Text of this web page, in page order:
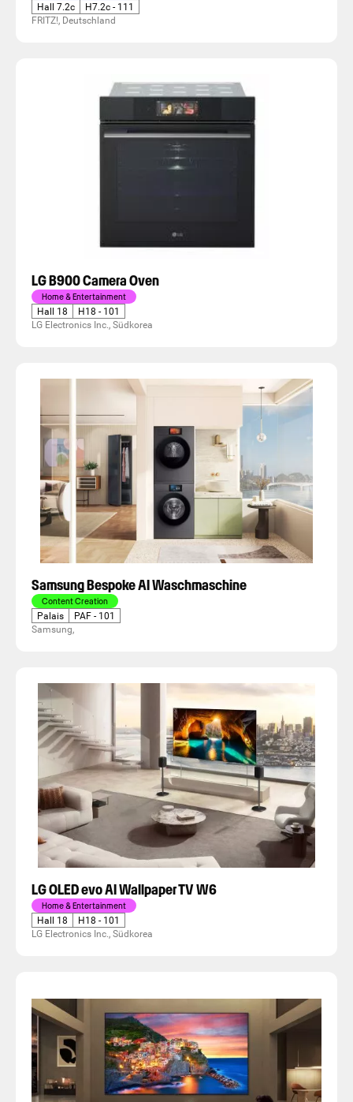
Hall 7.2c
H7.2c - 111
FRITZ!, Deutschland
LG B900 Camera Oven
Home & Entertainment
Hall 18
H18 - 101
LG Electronics Inc., Südkorea
Samsung Bespoke AI Waschmaschine
Content Creation
Palais
PAF - 101
Samsung,
LG OLED evo AI Wallpaper TV W6
Home & Entertainment
Hall 18
H18 - 101
LG Electronics Inc., Südkorea